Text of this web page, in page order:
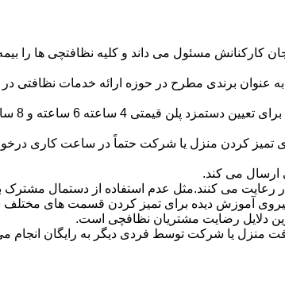
مسئول می داند و کلیه نظافتچی ها را
برندی مطرح در حوزه ارائه خدمات نظافتی در
ارسال می کند.
رعایت می کنند.مثل عدم استفاده از دستمال
آموزش دیده برای تمیز کردن قسمت های
دلایل رضایت مشتریان نظافچی است.
منزل یا شرکت توسط فردی دیگر به رایگان انجام